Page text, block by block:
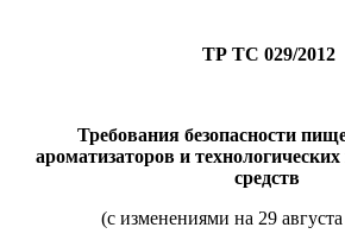
ТР ТС 029/2012
Требования безопасности
ароматизаторов и
средств
(с изменениями на 29